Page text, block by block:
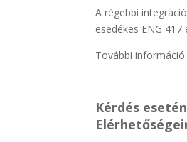
A régebbi
esedékes ENG
További
Kérdés